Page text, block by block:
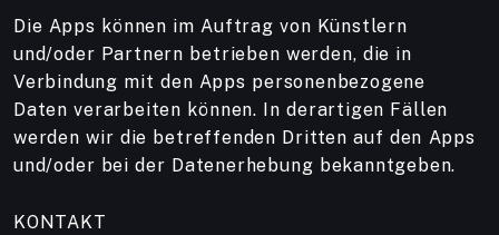
Die Apps können im Auftrag von Künstlern
und/oder Partnern betrieben werden, die in
Verbindung mit den Apps personenbezogene
Daten verarbeiten können. In derartigen Fällen
werden wir die betreffenden Dritten auf den Apps
und/oder bei der Datenerhebung bekanntgeben.
KONTAKT